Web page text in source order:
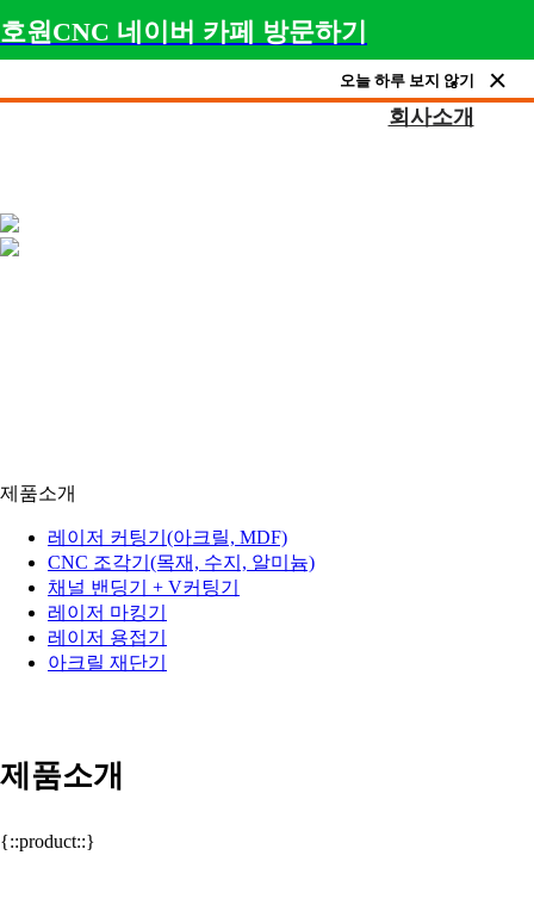
호원CNC 네이버 카페 방문하기
오늘 하루 보지 않기
회사소개
제품소개
레이저 커팅기(아크릴, MDF)
CNC 조각기(목재, 수지, 알미늄)
채널 밴딩기 + V커팅기
레이저 마킹기
레이저 용접기
아크릴 재단기
제품소개
{::product::}